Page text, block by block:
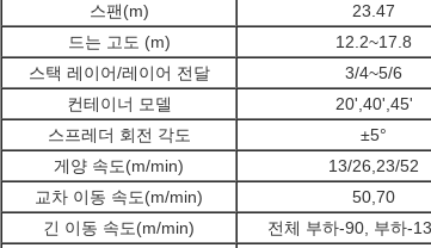
스팬(m)
23.47
드는 고도 (m)
12.2~17.8
스택 레이어/레이어 전달
3/4~5/6
컨테이너 모델
20',40',45'
스프레더 회전 각도
±5°
게양 속도(m/min)
13/26,23/52
교차 이동 속도(m/min)
50,70
긴 이동 속도(m/min)
전체 부하-90, 부하-